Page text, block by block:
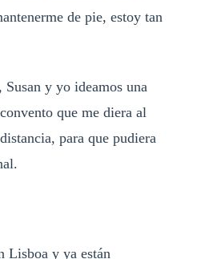
de pie, estoy tan
Susan y yo ideamos una
que me diera al
para que pudiera
Lisboa y ya están